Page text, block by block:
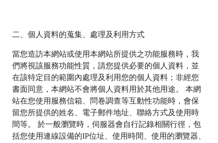
二、個人資料的蒐集、處理及利用方式
當您造訪本網站或使用本網站所提供之功能服務時，我
們將視該服務功能性質，請您提供必要的個人資料，並
在該特定目的範圍內處理及利用您的個人資料；非經您
書面同意，本網站不會將個人資料用於其他用途。 本網
站在您使用服務信箱、問卷調查等互動性功能時，會保
留您所提供的姓名、電子郵件地址、聯絡方式及使用時
間等。 於一般瀏覽時，伺服器會自行記錄相關行徑，包
括您使用連線設備的IP位址、使用時間、使用的瀏覽器、